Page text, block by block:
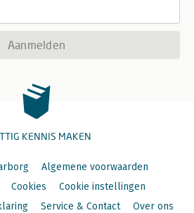
Aanmelden
KENNIS MAKEN
Algemene voorwaarden
Cookies
Cookie instellingen
Service & Contact Over ons